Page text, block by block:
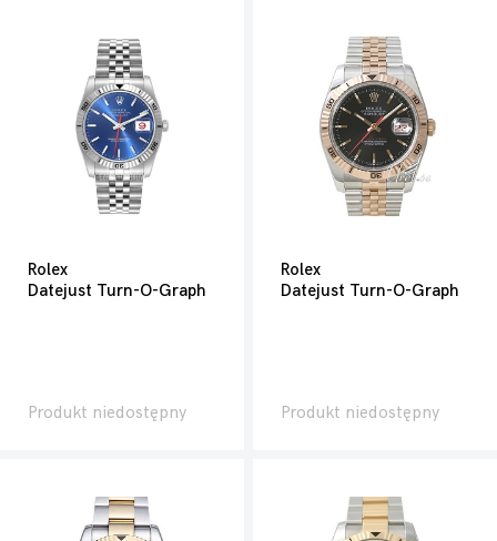
Rolex
Datejust Turn-O-Graph
Produkt niedostępny
Rolex
Datejust Turn-O-Graph
Produkt niedostępny